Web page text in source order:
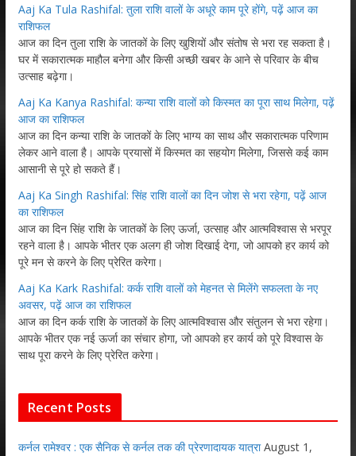
Aaj Ka Tula Rashifal: तुला राशि वालों के अधूरे काम पूरे होंगे, पढ़ें आज का
राशिफल
आज का दिन तुला राशि के जातकों के लिए खुशियों और संतोष से भरा रह सकता है।
घर में सकारात्मक माहौल बनेगा और किसी अच्छी खबर के आने से परिवार के बीच
उत्साह बढ़ेगा।
Aaj Ka Kanya Rashifal: कन्या राशि वालों को किस्मत का पूरा साथ मिलेगा, पढ़ें
आज का राशिफल
आज का दिन कन्या राशि के जातकों के लिए भाग्य का साथ और सकारात्मक परिणाम
लेकर आने वाला है। आपके प्रयासों में किस्मत का सहयोग मिलेगा, जिससे कई काम
आसानी से पूरे हो सकते हैं।
Aaj Ka Singh Rashifal: सिंह राशि वालों का दिन जोश से भरा रहेगा, पढ़ें आज
का राशिफल
आज का दिन सिंह राशि के जातकों के लिए ऊर्जा, उत्साह और आत्मविश्वास से भरपूर
रहने वाला है। आपके भीतर एक अलग ही जोश दिखाई देगा, जो आपको हर कार्य को
पूरे मन से करने के लिए प्रेरित करेगा।
Aaj Ka Kark Rashifal: कर्क राशि वालों को मेहनत से मिलेंगे सफलता के नए
अवसर, पढ़ें आज का राशिफल
आज का दिन कर्क राशि के जातकों के लिए आत्मविश्वास और संतुलन से भरा रहेगा।
आपके भीतर एक नई ऊर्जा का संचार होगा, जो आपको हर कार्य को पूरे विश्वास के
साथ पूरा करने के लिए प्रेरित करेगा।
Recent Posts
कर्नल रामेश्वर : एक सैनिक से कर्नल तक की प्रेरणादायक यात्रा August 1,